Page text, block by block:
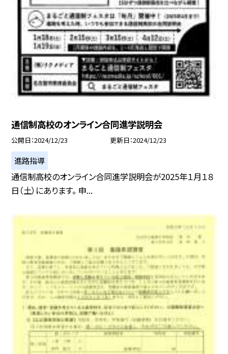
通信制高校のオンライン合同進学説明会
公開日 2024/12/23 更新日 2024/12/23
進路指導
通信制高校のオンライン合同進学説明会が2025年１月１８
日（土）にあります。 申...